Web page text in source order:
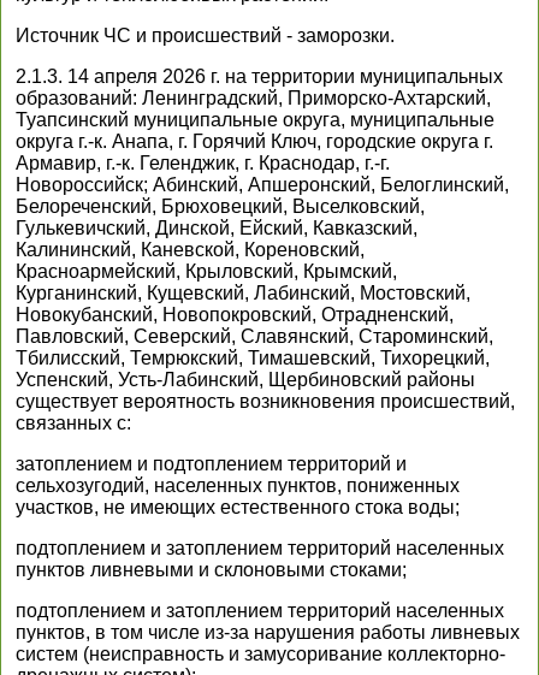
Источник ЧС и происшествий - заморозки.
2.1.3. 14 апреля 2026 г. на территории муниципальных
образований: Ленинградский, Приморско-Ахтарский,
Туапсинский муниципальные округа, муниципальные
округа г.-к. Анапа, г. Горячий Ключ, городские округа г.
Армавир, г.-к. Геленджик, г. Краснодар, г.-г.
Новороссийск; Абинский, Апшеронский, Белоглинский,
Белореченский, Брюховецкий, Выселковский,
Гулькевичский, Динской, Ейский, Кавказский,
Калининский, Каневской, Кореновский,
Красноармейский, Крыловский, Крымский,
Курганинский, Кущевский, Лабинский, Мостовский,
Новокубанский, Новопокровский, Отрадненский,
Павловский, Северский, Славянский, Староминский,
Тбилисский, Темрюкский, Тимашевский, Тихорецкий,
Успенский, Усть-Лабинский, Щербиновский районы
существует вероятность возникновения происшествий,
связанных с:
затоплением и подтоплением территорий и
сельхозугодий, населенных пунктов, пониженных
участков, не имеющих естественного стока воды;
подтоплением и затоплением территорий населенных
пунктов ливневыми и склоновыми стоками;
подтоплением и затоплением территорий населенных
пунктов, в том числе из-за нарушения работы ливневых
систем (неисправность и замусоривание коллекторно-